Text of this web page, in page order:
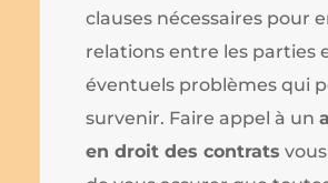
clauses nécessaires pour
relations entre les parties
éventuels problèmes qui
survenir. Faire appel à un
en droit des contrats